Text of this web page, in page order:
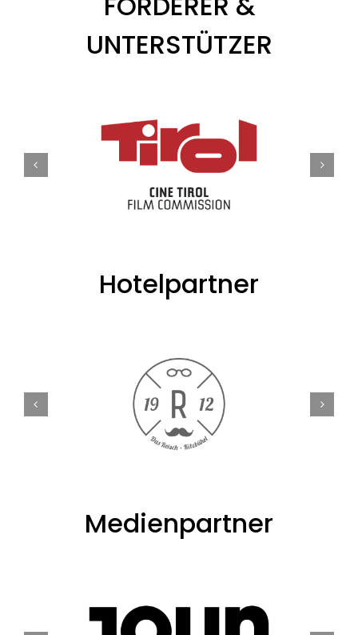
UNTERSTÜTZER
Hotelpartner
Medienpartner